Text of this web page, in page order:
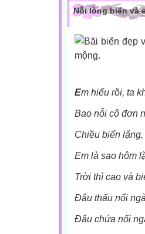
Nỗi lòng biển và
Em hiểu rồi, ta
Bao nỗi cô đơn
Chiều biển
Em là sao hôm
Trời thì cao và
Đâu thấu nổi
Đâu chứa nổi